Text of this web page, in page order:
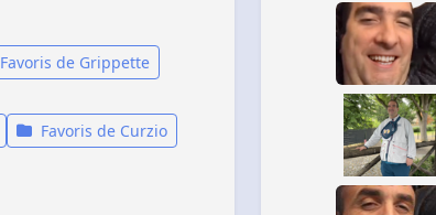
Favoris de Grippette
Favoris de Curzio